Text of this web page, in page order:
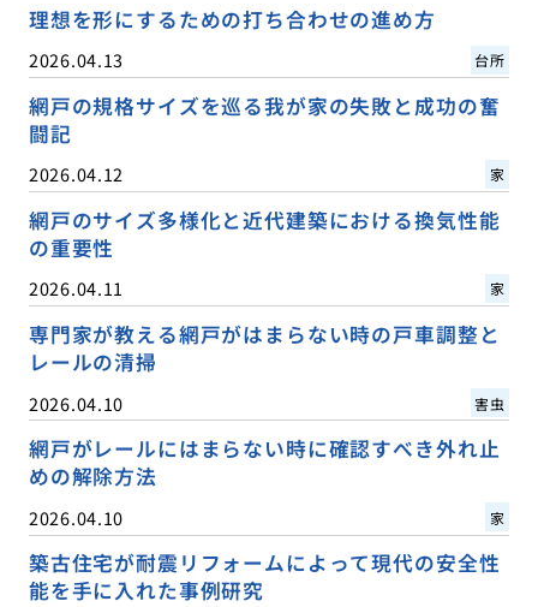
理想を形にするための打ち合わせの進め方
2026.04.13 台所
網戸の規格サイズを巡る我が家の失敗と成功の奮
闘記
2026.04.12 家
網戸のサイズ多様化と近代建築における換気性能
の重要性
2026.04.11 家
専門家が教える網戸がはまらない時の戸車調整と
レールの清掃
2026.04.10 害虫
網戸がレールにはまらない時に確認すべき外れ止
めの解除方法
2026.04.10 家
築古住宅が耐震リフォームによって現代の安全性
能を手に入れた事例研究